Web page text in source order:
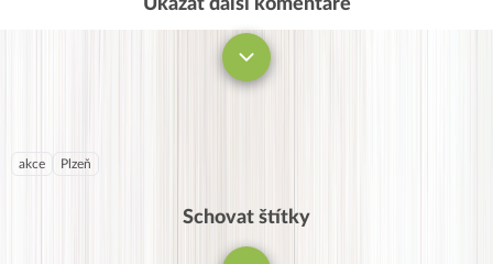
Ukázat další komentáře
akce Plzeň
Schovat štítky